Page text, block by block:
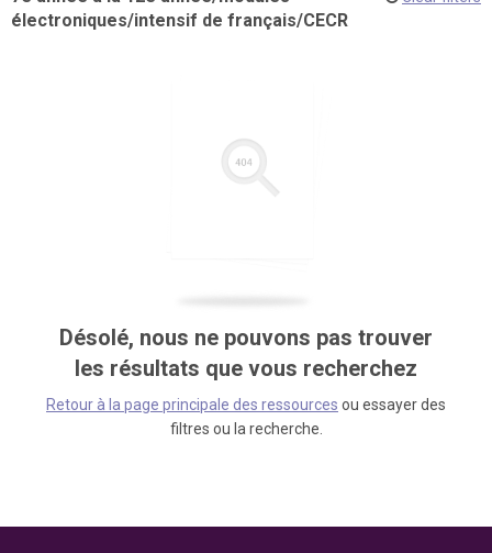
électroniques/intensif de français/CECR
Désolé, nous ne pouvons pas trouver
les résultats que vous recherchez
Retour à la page principale des ressources ou essayer des
filtres ou la recherche.